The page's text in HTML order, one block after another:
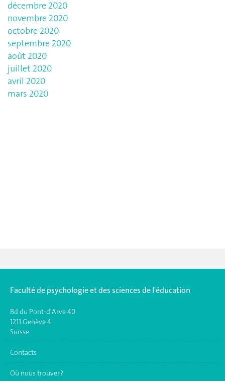
décembre 2020
novembre 2020
octobre 2020
septembre 2020
août 2020
juillet 2020
avril 2020
mars 2020
Faculté de psychologie et des sciences de l'éducation
Bd du Pont-d'Arve 40
1211 Genève 4
Suisse
Contacts
Où nous trouver ?